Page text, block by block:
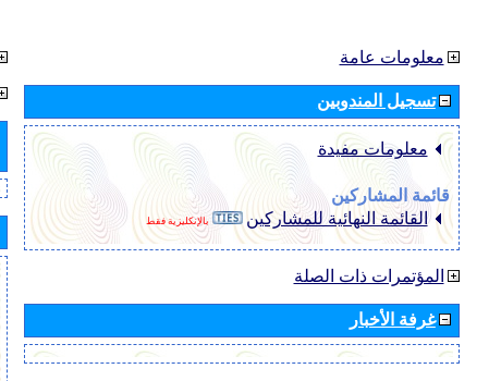
معلومات عامة
تسجيل المندوبين
معلومات مفيدة
قائمة المشاركين
القائمة النهائية للمشاركين
بالإنكليزية فقط
المؤتمرات ذات الصلة
غرفة الأخبار